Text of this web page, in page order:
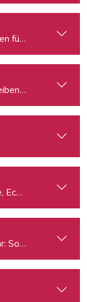
für TV und Web
für
Social Media-